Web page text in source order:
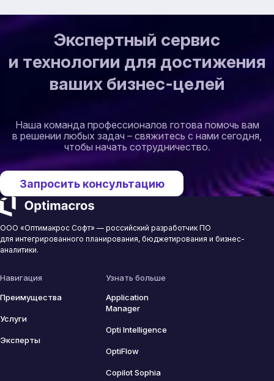
Экспертный сервис
и технологии для достижения
ваших бизнес-целей
Наша команда профессионалов готова помочь вам
в решении любых задач – свяжитесь с нами сегодня,
чтобы начать сотрудничество.
Запросить консультацию
ООО «Оптимакрос Софт» — российский разработчик ПО
для интегрированного планирования, бюджетирования и бизнес-
аналитики.
Навигация
Преимущества
Услуги
Эксперты
Узнать больше
Application
Manager
Opti Intelligence
OptiFlow
Copilot Sophia